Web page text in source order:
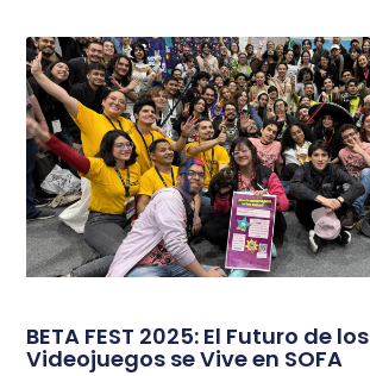
BETA FEST 2025: El Futuro de los
Videojuegos se Vive en SOFA